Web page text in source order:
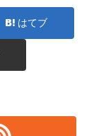
はてブ